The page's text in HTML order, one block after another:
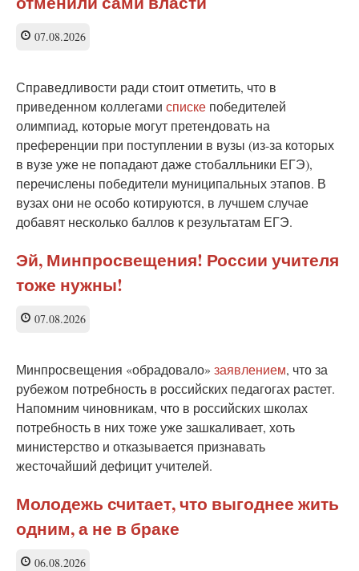
07.08.2026
Справедливости ради стоит отметить, что в
приведенном коллегами списке победителей
олимпиад, которые могут претендовать на
преференции при поступлении в вузы (из-за которых
в вузе уже не попадают даже стобалльники ЕГЭ),
перечислены победители муниципальных этапов. В
вузах они не особо котируются, в лучшем случае
добавят несколько баллов к результатам ЕГЭ.
Эй, Минпросвещения! России учителя
тоже нужны!
07.08.2026
Минпросвещения «обрадовало» заявлением, что за
рубежом потребность в российских педагогах растет.
Напомним чиновникам, что в российских школах
потребность в них тоже уже зашкаливает, хоть
министерство и отказывается признавать
жесточайший дефицит учителей.
Молодежь считает, что выгоднее жить
одним, а не в браке
06.08.2026